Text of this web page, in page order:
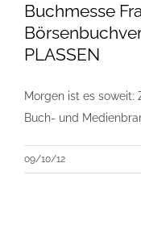
Buchmesse
PLASSEN
Morgen ist es soweit:
Buch- und
09/10/12